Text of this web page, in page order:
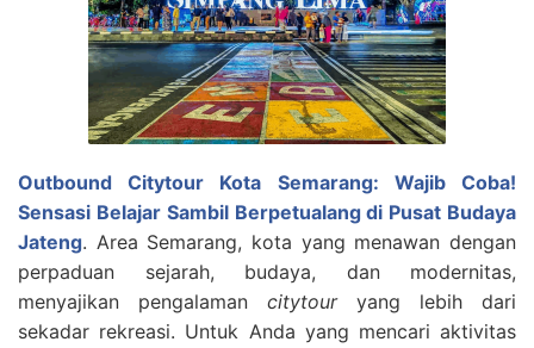
Outbound Citytour Kota Semarang: Wajib Coba!
Sensasi Belajar Sambil Berpetualang di Pusat Budaya
Jateng. Area Semarang, kota yang menawan dengan
perpaduan sejarah, budaya, dan modernitas,
menyajikan pengalaman citytouryang lebih dari
sekadar rekreasi. Untuk Anda yang mencari aktivitas